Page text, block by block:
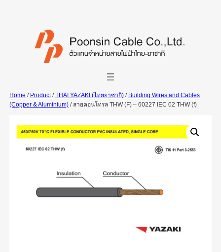
Home / Product/THAI YAZAKI (ไทยยาซากิ)/ Building Wires and Cables
(Copper & Aluminium)/ สายคอนโทรล THW (F) – 60227 IEC 02 THW (f)